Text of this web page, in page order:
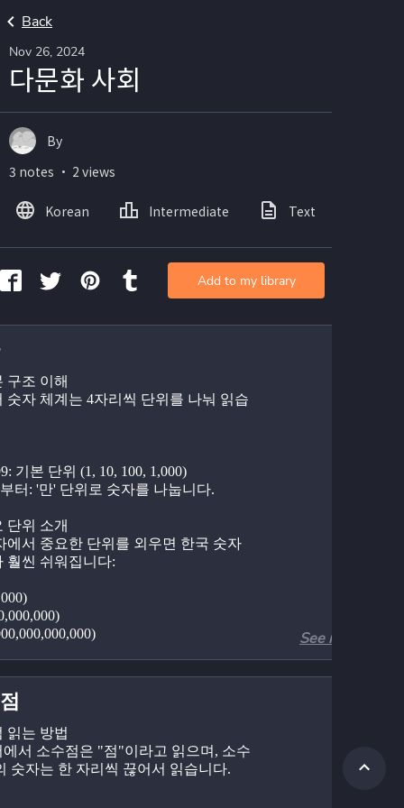
Back
Nov 26, 2024
다문화 사회
구조 이해
숫자 체계는 4자리씩 단위를 나눠 읽습
기본 단위 (1, 10, 100, 1,000)
터: '만' 단위로 숫자를 나눕니다.
단위 소개
에서 중요한 단위를 외우면 한국 숫자
훨씬 쉬워집니다:
= "일만"
= "이만 오천"
See more
읽는 방법
에서 소수점은 "점"이라고 읽으며, 소수
숫자는 한 자리씩 끊어서 읽습니다.
By
3 notes ・ 2 views
Korean Intermediate Text
Add to my library